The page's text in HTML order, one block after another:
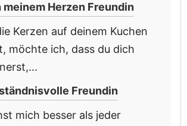
meinem Herzen Freundin
Kerzen auf deinem Kuchen
möchte ich, dass du dich
Freundin
mich besser als jeder